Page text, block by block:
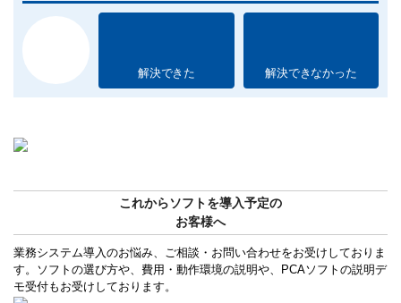
解決できた 解決できなかった
これからソフトを導入予定の
お客様へ
業務システム導入のお悩み、ご相談・お問い合わせをお受けしておりま
す。ソフトの選び方や、費用・動作環境の説明や、PCAソフトの説明デ
モ受付もお受けしております。